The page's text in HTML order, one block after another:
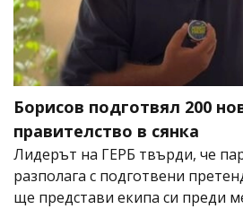
Борисов подготвял 200
правителство в сянка
Лидерът на ГЕРБ твърди, че
разполага с подготвени
ще представи екипа си преди